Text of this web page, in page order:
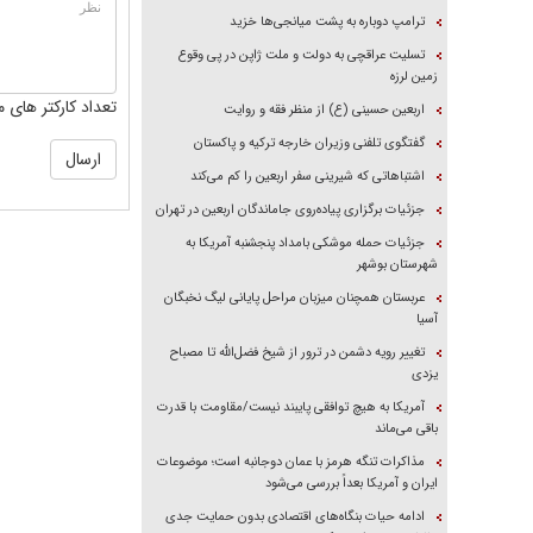
تعداد کارکتر های
ترامپ دوباره به پشت میانجی‌ها خزید
تسلیت عراقچی به دولت و ملت ژاپن در پی وقوع
زمین لرزه
اربعین حسینی (ع) از منظر فقه و روایت
گفتگوی تلفنی وزیران خارجه ترکیه و پاکستان
اشتباهاتی که شیرینی سفر اربعین را کم می‌کند
جزئیات برگزاری پیاده‌روی جاماندگان اربعین در تهران
جزئیات حمله موشکی بامداد پنجشنبه آمریکا به
شهرستان بوشهر
عربستان همچنان میزبان مراحل پایانی لیگ نخبگان
آسیا
تغییر رویه دشمن در ترور از شیخ فضل‌الله تا مصباح
یزدی
آمریکا به هیچ توافقی پایبند نیست/مقاومت با قدرت
باقی می‌ماند
مذاکرات تنگه هرمز با عمان دوجانبه است؛ موضوعات
ایران و آمریکا بعداً بررسی می‌شود
ادامه حیات بنگاه‌های اقتصادی بدون حمایت جدی